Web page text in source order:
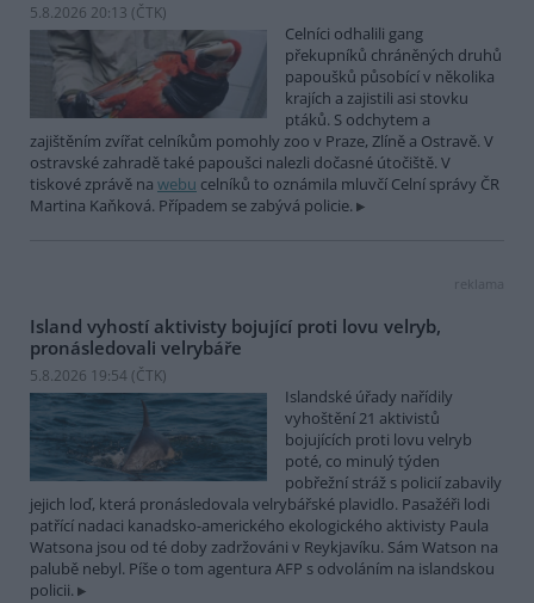
5.8.2026 20:13 (ČTK)
Celníci odhalili gang
překupníků chráněných druhů
papoušků působící v několika
krajích a zajistili asi stovku
ptáků. S odchytem a
zajištěním zvířat celníkům pomohly zoo v Praze, Zlíně a Ostravě. V
ostravské zahradě také papoušci nalezli dočasné útočiště. V
tiskové zprávě na webu celníků to oznámila mluvčí Celní správy ČR
Martina Kaňková. Případem se zabývá policie.
reklama
Island vyhostí aktivisty bojující proti lovu velryb,
pronásledovali velrybáře
5.8.2026 19:54 (ČTK)
Islandské úřady nařídily
vyhoštění 21 aktivistů
bojujících proti lovu velryb
poté, co minulý týden
pobřežní stráž s policií zabavily
jejich loď, která pronásledovala velrybářské plavidlo. Pasažéři lodi
patřící nadaci kanadsko-amerického ekologického aktivisty Paula
Watsona jsou od té doby zadržováni v Reykjavíku. Sám Watson na
palubě nebyl. Píše o tom agentura AFP s odvoláním na islandskou
policii.